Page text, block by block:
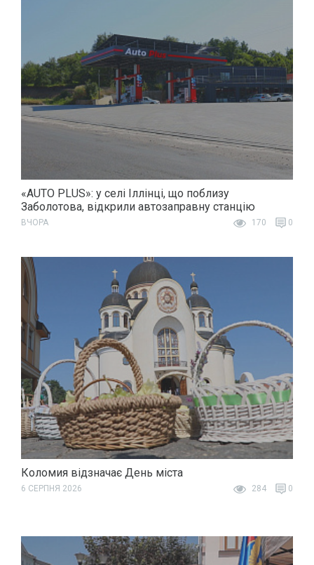
«AUTO PLUS»: у селі Іллінці, що поблизу
Заболотова, відкрили автозаправну станцію
ВЧОРА 170 0
Коломия відзначає День міста
6 СЕРПНЯ 2026 284 0